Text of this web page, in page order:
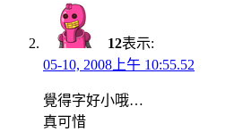
12表示:
05-10, 2008上午 10:55.52
覺得字好小哦…
真可惜